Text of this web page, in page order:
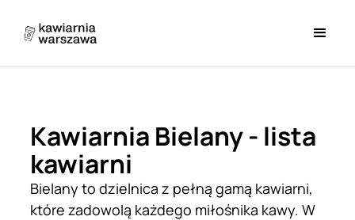
Kawiarnia Bielany - lista
kawiarni
Bielany to dzielnica z pełną gamą kawiarni,
które zadowolą każdego miłośnika kawy. W